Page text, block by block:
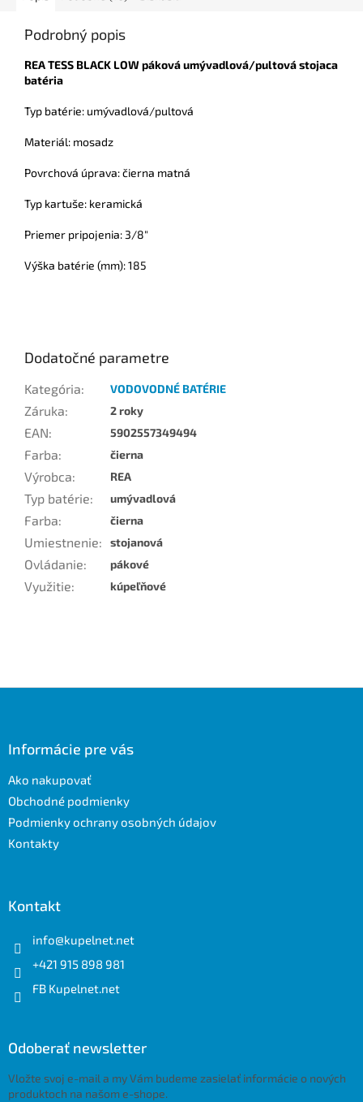
Podrobný popis
REA TESS BLACK LOW páková umývadlová/pultová stojaca
batéria
Typ batérie: umývadlová/pultová
Materiál: mosadz
Povrchová úprava: čierna matná
Typ kartuše: keramická
Priemer pripojenia: 3/8"
Výška batérie (mm): 185
Dodatočné parametre
Kategória: VODOVODNÉ BATÉRIE
Záruka: 2 roky
EAN: 5902557349494
Farba: čierna
Výrobca: REA
Typ batérie: umývadlová
Farba: čierna
Umiestnenie: stojanová
Ovládanie: pákové
Využitie: kúpeľňové
Informácie pre vás
Ako nakupovať
Obchodné podmienky
Podmienky ochrany osobných údajov
Kontakty
Kontakt
info@kupelnet.net
+421 915 898 981
FB Kupelnet.net
Odoberať newsletter
Vložte svoj e-mail a my Vám budeme zasielať informácie o nových
produktoch na našom e-shope.